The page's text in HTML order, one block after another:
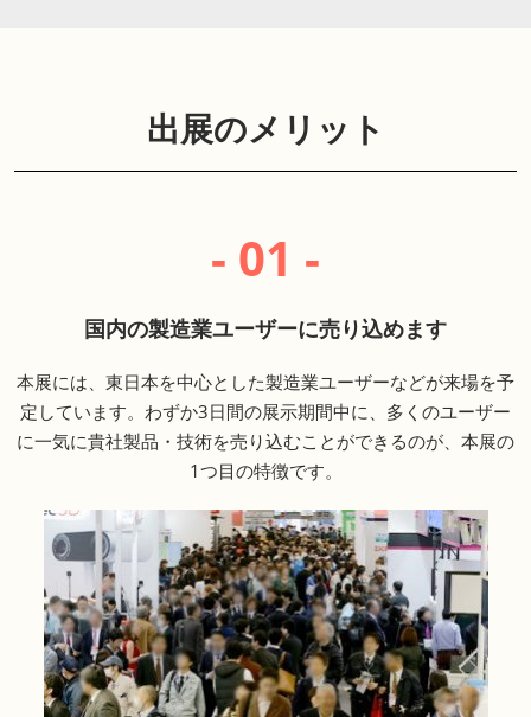
出展のメリット
- 01 -
国内の製造業ユーザーに売り込めます
本展には、東日本を中心とした製造業ユーザーなどが来場を予
定しています。わずか3日間の展示期間中に、多くのユーザー
に一気に貴社製品・技術を売り込むことができるのが、本展の
1つ目の特徴です。